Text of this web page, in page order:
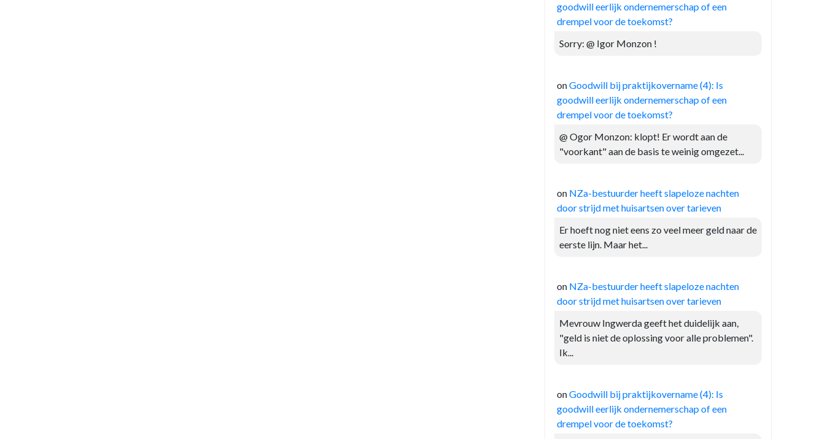
goodwill eerlijk ondernemerschap of een
drempel voor de toekomst?
Sorry: @ Igor Monzon !
onGoodwill bij praktijkovername (4): Is
goodwill eerlijk ondernemerschap of een
drempel voor de toekomst?
@ Ogor Monzon: klopt! Er wordt aan de
"voorkant" aan de basis te weinig omgezet...
on NZa-bestuurder heeft slapeloze nachten
door strijd met huisartsen over tarieven
Er hoeft nog niet eens zo veel meer geld naar de
eerste lijn. Maar het...
on NZa-bestuurder heeft slapeloze nachten
door strijd met huisartsen over tarieven
Mevrouw Ingwerda geeft het duidelijk aan,
"geld is niet de oplossing voor alle problemen".
Ik...
onGoodwill bij praktijkovername (4): Is
goodwill eerlijk ondernemerschap of een
drempel voor de toekomst?